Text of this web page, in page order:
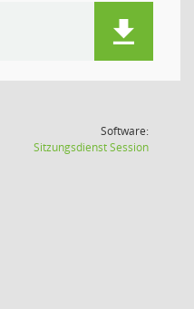
Software:
SitzungsdienstSession(Wird in